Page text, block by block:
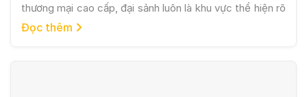
thương mại cao cấp, đại sảnh luôn là khu vực thể hiện rõ
nhất đẳng cấp và phong cách thiết kế của toàn bộ công
trình. Đây không chỉ là nơi đón tiếp mà còn là điểm tạo
Đọc thêm